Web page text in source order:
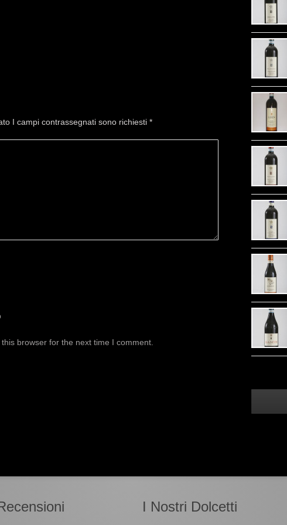
I campi contrassegnati sono richiesti *
browser for the next time I comment.
I Nostri Dolcetti